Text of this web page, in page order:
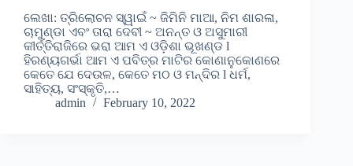
ଲେଖା: ତ୍ରିଲୋଚନ ସ୍ୱାଇଁ ~ ଜିମିନି ମାଆ, ନିମ ଶାରଳା,
ଚାମୁଣ୍ଡା ଏବଂ ତାରା ଦେବୀ ~ ଅନନ୍ତ ଓ ଅସୁମାରୀ
କୀର୍ତ୍ତିରାଜିରେ ଭରା ଆମ ଏ ଓଡ଼ିଶା ଭୂଖଣ୍ଡ l
ହିରଣ୍ୟଗର୍ଭା ଆମ ଏ ପବିତ୍ର ମାଟିର କୋଣାନୁକୋଣରେ
କେତେ ଯେ ଦେଉଳ, କେତେ ମଠ ଓ ମନ୍ଦିର l ଧର୍ମ,
ସାହିତ୍ୟ, ସଂସ୍କୃତି,…
admin
February 10, 2022